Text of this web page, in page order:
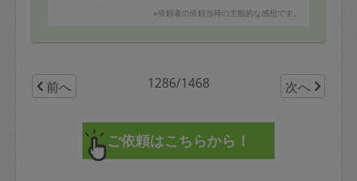
※依頼者の依頼当時の主観的な感想です。
前へ 1286/1468 次へ